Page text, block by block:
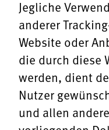
Jegliche
anderer
Website oder
die durch diese
werden, dient
Nutzer
und allen